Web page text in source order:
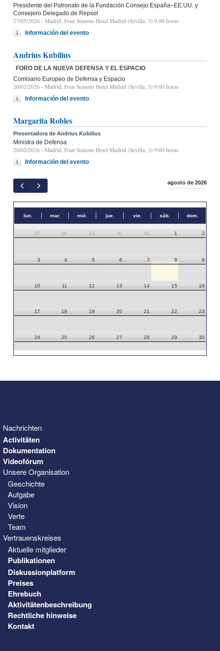
Presidente del Patronato de la Fundación Consejo España–EE.UU. y
Consejero Delegado de Repsol
27/05/2026 - Madrid, Four Seasons Hotel Madrid (Sevilla, 3) 9.00 horas
Información del evento
Andrius Kubilius
FORO DE LA NUEVA DEFENSA Y EL ESPACIO
Comisario Europeo de Defensa y Espacio
20/02/2026 - Madrid, Four Seasons Hotel Madrid (Sevilla, 3) 9:00 horas
Información del evento
Margarita Robles
Presentadora de Andrius Kubilius
Ministra de Defensa
20/02/2026 - Madrid, Four Seasons Hotel Madrid (Sevilla, 3) 9:00 horas
Información del evento
agosto de 2026
lun. mar. mié. jue. vie. sáb. dom.
27 28 29 30 31 1 2
3 4 5 6 7 8 9
10 11 12 13 14 15 16
17 18 19 20 21 22 23
24 25 26 27 28 29 30
Nachrichten
Activitäten
Dokumentation
Videofórum
Unsere Organisation
Geschichte
Aufgabe
Vision
Verte
Team
Vertrauenskreises
Aktuelle mitglieder
Publikationen
Diskussionplatform
Preises
Ehrebuch
Aktivitätenbeschreibung
Rechtliche hinweise
Kontakt